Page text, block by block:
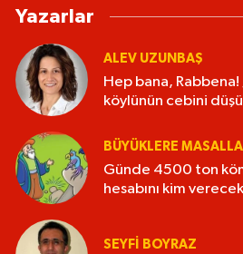
Yazarlar
ALEV UZUNBAŞ
Hep bana,
köylünün cebini
BÜYÜKLERE
Günde 4500 ton
hesabını kim
SEYFI BOYRAZ